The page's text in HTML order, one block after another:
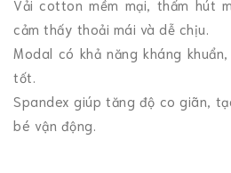
Vải cotton mềm mại, thấm hút
cảm thấy thoải mái và dễ chịu.
Modal có khả năng kháng
tốt.
Spandex giúp tăng độ co giãn,
bé vận động.